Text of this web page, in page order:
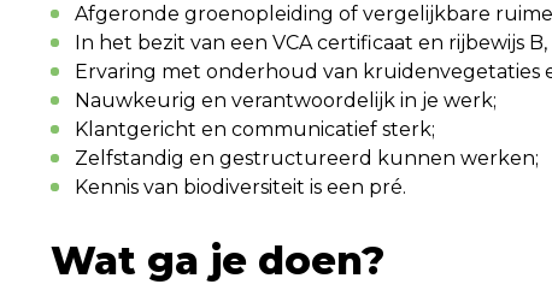
Afgeronde groenopleiding of vergelijkbare
In het bezit van een VCA certificaat en rijbewijs
Ervaring met onderhoud van kruidenvegetaties
Nauwkeurig en verantwoordelijk in je werk;
Klantgericht en communicatief sterk;
Zelfstandig en gestructureerd kunnen werken;
Kennis van biodiversiteit is een pré.
Wat ga je doen?